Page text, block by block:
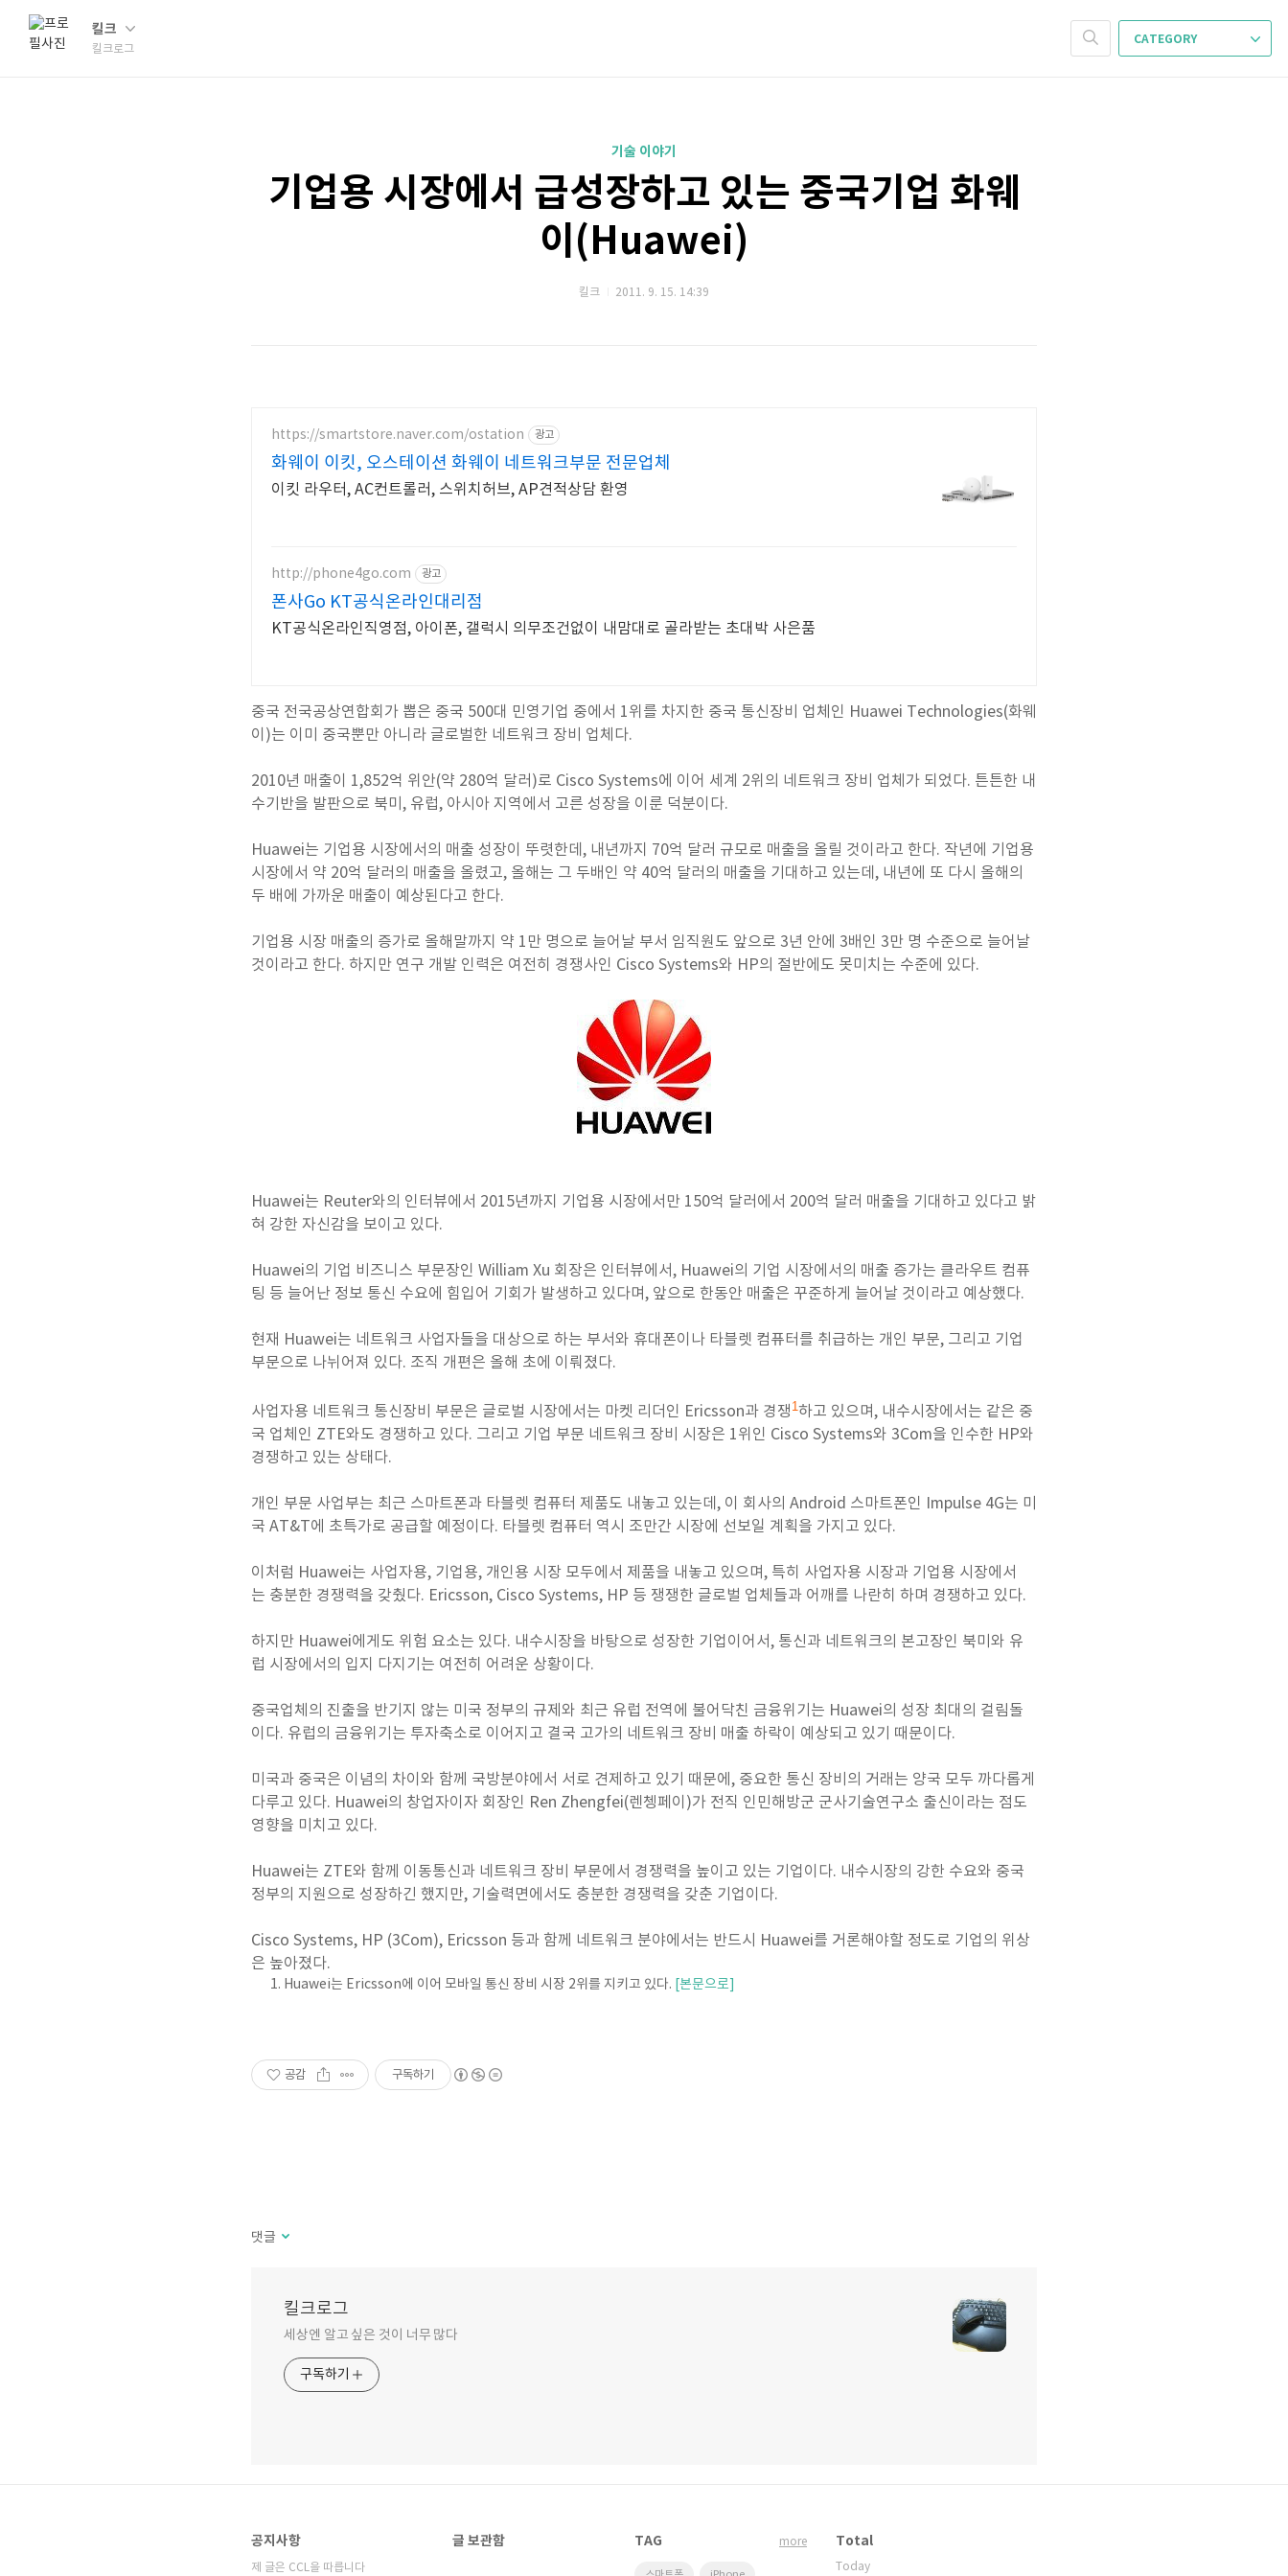
킬크
킬크로그
CATEGORY
기술 이야기
기업용 시장에서 급성장하고 있는 중국기업 화웨
이(Huawei)
킬크 2011. 9. 15. 14:39
https://smartstore.naver.com/ostation 광고
화웨이 이킷, 오스테이션 화웨이 네트워크부문 전문업체
이킷 라우터, AC컨트롤러, 스위치허브, AP견적상담 환영
http://phone4go.com 광고
폰사Go KT공식온라인대리점
KT공식온라인직영점, 아이폰, 갤럭시 의무조건없이 내맘대로 골라받는 초대박 사은품
중국 전국공상연합회가 뽑은 중국 500대 민영기업 중에서 1위를 차지한 중국 통신장비 업체인 Huawei Technologies(화웨
이)는 이미 중국뿐만 아니라 글로벌한 네트워크 장비 업체다.
2010년 매출이 1,852억 위안(약 280억 달러)로 Cisco Systems에 이어 세계 2위의 네트워크 장비 업체가 되었다. 튼튼한 내
수기반을 발판으로 북미, 유럽, 아시아 지역에서 고른 성장을 이룬 덕분이다.
Huawei는 기업용 시장에서의 매출 성장이 뚜렷한데, 내년까지 70억 달러 규모로 매출을 올릴 것이라고 한다. 작년에 기업용
시장에서 약 20억 달러의 매출을 올렸고, 올해는 그 두배인 약 40억 달러의 매출을 기대하고 있는데, 내년에 또 다시 올해의
두 배에 가까운 매출이 예상된다고 한다.
기업용 시장 매출의 증가로 올해말까지 약 1만 명으로 늘어날 부서 임직원도 앞으로 3년 안에 3배인 3만 명 수준으로 늘어날
것이라고 한다. 하지만 연구 개발 인력은 여전히 경쟁사인 Cisco Systems와 HP의 절반에도 못미치는 수준에 있다.
Huawei는 Reuter와의 인터뷰에서 2015년까지 기업용 시장에서만 150억 달러에서 200억 달러 매출을 기대하고 있다고 밝
혀 강한 자신감을 보이고 있다.
Huawei의 기업 비즈니스 부문장인 William Xu 회장은 인터뷰에서, Huawei의 기업 시장에서의 매출 증가는 클라우트 컴퓨
팅 등 늘어난 정보 통신 수요에 힘입어 기회가 발생하고 있다며, 앞으로 한동안 매출은 꾸준하게 늘어날 것이라고 예상했다.
현재 Huawei는 네트워크 사업자들을 대상으로 하는 부서와 휴대폰이나 타블렛 컴퓨터를 취급하는 개인 부문, 그리고 기업
부문으로 나뉘어져 있다. 조직 개편은 올해 초에 이뤄졌다.
사업자용 네트워크 통신장비 부문은 글로벌 시장에서는 마켓 리더인 Ericsson과 경쟁 1하고 있으며, 내수시장에서는 같은 중
국 업체인 ZTE와도 경쟁하고 있다. 그리고 기업 부문 네트워크 장비 시장은 1위인 Cisco Systems와 3Com을 인수한 HP와
경쟁하고 있는 상태다.
개인 부문 사업부는 최근 스마트폰과 타블렛 컴퓨터 제품도 내놓고 있는데, 이 회사의 Android 스마트폰인 Impulse 4G는 미
국 AT&T에 초특가로 공급할 예정이다. 타블렛 컴퓨터 역시 조만간 시장에 선보일 계획을 가지고 있다.
이처럼 Huawei는 사업자용, 기업용, 개인용 시장 모두에서 제품을 내놓고 있으며, 특히 사업자용 시장과 기업용 시장에서
는 충분한 경쟁력을 갖췄다. Ericsson, Cisco Systems, HP 등 쟁쟁한 글로벌 업체들과 어깨를 나란히 하며 경쟁하고 있다.
하지만 Huawei에게도 위험 요소는 있다. 내수시장을 바탕으로 성장한 기업이어서, 통신과 네트워크의 본고장인 북미와 유
럽 시장에서의 입지 다지기는 여전히 어려운 상황이다.
중국업체의 진출을 반기지 않는 미국 정부의 규제와 최근 유럽 전역에 불어닥친 금융위기는 Huawei의 성장 최대의 걸림돌
이다. 유럽의 금융위기는 투자축소로 이어지고 결국 고가의 네트워크 장비 매출 하락이 예상되고 있기 때문이다.
미국과 중국은 이념의 차이와 함께 국방분야에서 서로 견제하고 있기 때문에, 중요한 통신 장비의 거래는 양국 모두 까다롭게
다루고 있다. Huawei의 창업자이자 회장인 Ren Zhengfei(렌쳉페이)가 전직 인민해방군 군사기술연구소 출신이라는 점도
영향을 미치고 있다.
Huawei는 ZTE와 함께 이동통신과 네트워크 장비 부문에서 경쟁력을 높이고 있는 기업이다. 내수시장의 강한 수요와 중국
정부의 지원으로 성장하긴 했지만, 기술력면에서도 충분한 경쟁력을 갖춘 기업이다.
Cisco Systems, HP (3Com), Ericsson 등과 함께 네트워크 분야에서는 반드시 Huawei를 거론해야할 정도로 기업의 위상
은 높아졌다.
Huawei는 Ericsson에 이어 모바일 통신 장비 시장 2위를 지키고 있다. [본문으로]
공감 구독하기
댓글
킬크로그
세상엔 알고 싶은 것이 너무 많다
구독하기
공지사항
제 글은 CCL을 따릅니다
글 보관함 TAG more Total
Today